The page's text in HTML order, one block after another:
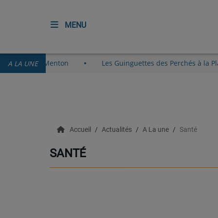
MENU
A LA UNE
Vieux-Port de Menton Les Guinguettes des Perchés
ACCUEIL
RECHERCHE DE TITRES
TÉLÉCHARGER L'APPLICATION.
Accueil Actualités A La une Santé
SANTÉ